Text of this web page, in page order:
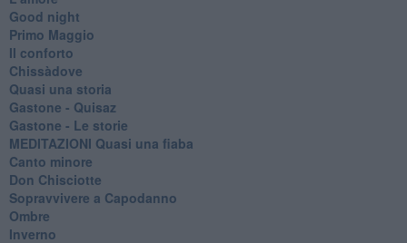
Good night
Primo Maggio
Il conforto
Chissàdove
Quasi una storia
Gastone - Quisaz
Gastone - Le storie
MEDITAZIONI Quasi una fiaba
Canto minore
Don Chisciotte
Sopravvivere a Capodanno
Ombre
Inverno